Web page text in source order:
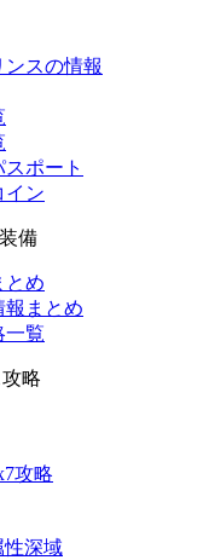
スの情報
ポート
イン
備
とめ
報まとめ
一覧
略
攻略
性深域